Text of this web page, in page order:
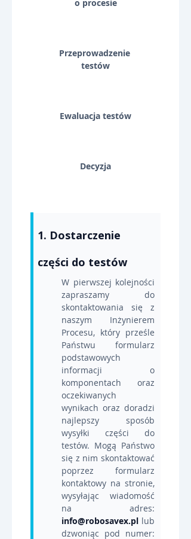
o procesie
Przeprowadzenie
testów
Ewaluacja testów
Decyzja
1. Dostarczenie
części do testów
W pierwszej kolejności
zapraszamy do
skontaktowania się z
naszym Inżynierem
Procesu, który prześle
Państwu formularz
podstawowych
informacji o
komponentach oraz
oczekiwanych
wynikach oraz doradzi
najlepszy sposób
wysyłki części do
testów. Mogą Państwo
się z nim skontaktować
poprzez formularz
kontaktowy na stronie,
wysyłając wiadomość
info@robosavex.pl lub